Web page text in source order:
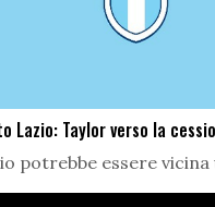
Lazio: Taylor verso la
potrebbe essere vicina